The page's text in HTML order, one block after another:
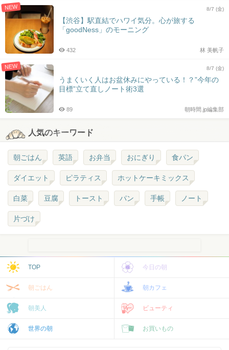
NEW 8/7 (金)
【渋谷】駅直結でハワイ気分。心が旅する
「goodNess」のモーニング
林 美帆子
432
NEW 8/7 (金)
うまくいく人はお盆休みにやっている！？”今年の
目標”立て直しノート術3選
朝時間.jp編集部
89
人気のキーワード
朝ごはん 英語 お弁当 おにぎり 食パン
ダイエット ピラティス ホットケーキミックス
白菜 豆腐 トースト パン 手帳 ノート
片づけ
TOP 今日の朝
朝ごはん 朝カフェ
朝美人 ビューティ
世界の朝 お買いもの